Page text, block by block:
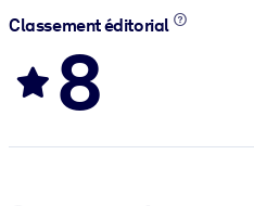
Classement éditorial
8